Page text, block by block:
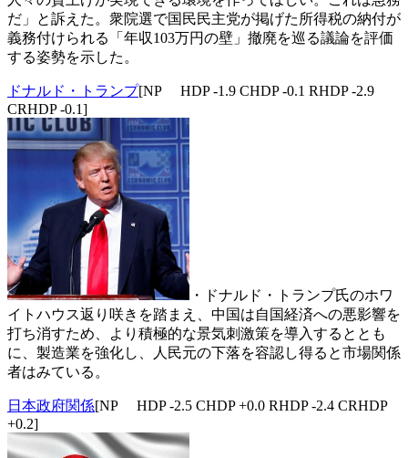
だ」と訴えた。衆院選で国民民主党が掲げた所得税の納付が
義務付けられる「年収103万円の壁」撤廃を巡る議論を評価
する姿勢を示した。
ドナルド・トランプ[NP HDP -1.9 CHDP -0.1 RHDP -2.9
CRHDP -0.1]
・ドナルド・トランプ氏のホワ
イトハウス返り咲きを踏まえ、中国は自国経済への悪影響を
打ち消すため、より積極的な景気刺激策を導入するととも
に、製造業を強化し、人民元の下落を容認し得ると市場関係
者はみている。
日本政府関係[NP HDP -2.5 CHDP +0.0 RHDP -2.4 CRHDP
+0.2]